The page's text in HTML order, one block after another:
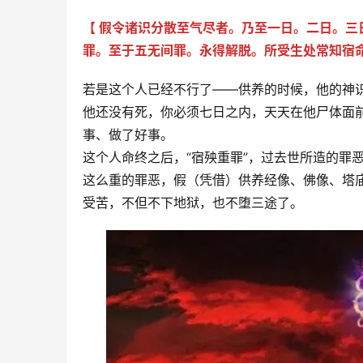
【 假令诸识分散至气尽者。乃至一日。二日。
罪。至于五无间罪。永得解脱。所受生处常知宿
若是这个人已经不行了——供养的时候，他的神
他还没有死，你必须七日之内，天天在他尸体
事、做了好事。
这个人命终之后，“宿殃重罪”，过去世所造的
这么重的罪恶，假（凭借）供养经像、佛像、
受苦，不但不下地狱，也不堕三途了。